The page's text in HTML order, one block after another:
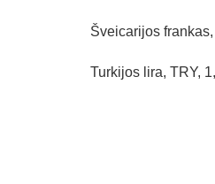
Šveicarijos
Turkijos lira, TRY,